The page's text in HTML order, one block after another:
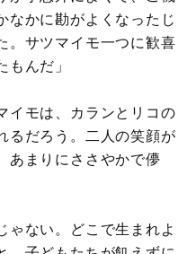
なかに勘がよくなったじ
。サツマイモ一つに歓喜
んだ」
モは、カランとリコの
るだろう。二人の笑顔が
あまりにささやかで儚
ない。どこで生まれよ